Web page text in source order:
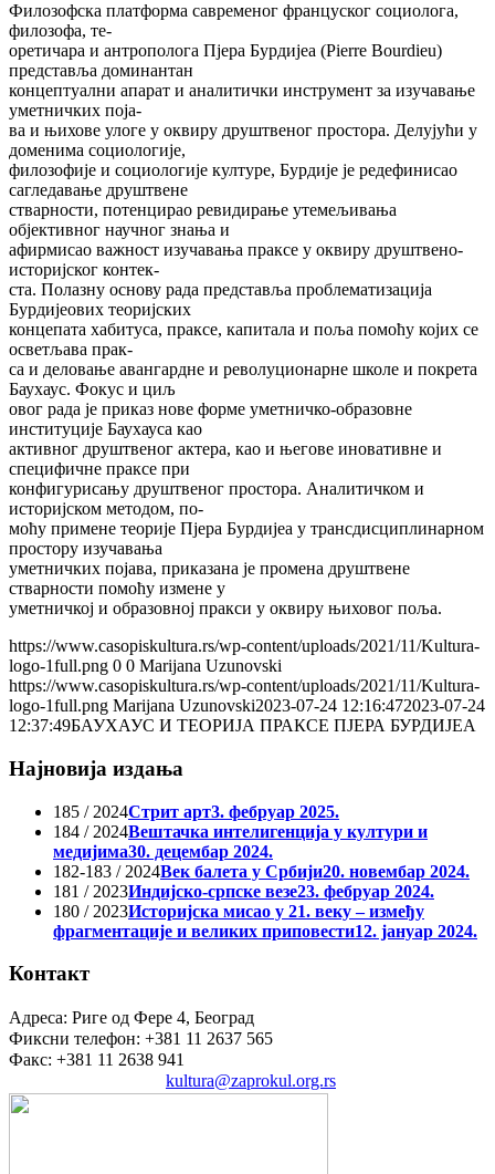
Филозофска платформа савременог француског социолога,
филозофа, те-
оретичара и антрополога Пјера Бурдијеа (Pierre Bourdieu)
представља доминантан
концептуални апарат и аналитички инструмент за изучавање
уметничких поја-
ва и њихове улоге у оквиру друштвеног простора. Делујући у
доменима социологије,
филозофије и социологије културе, Бурдије је редефинисао
сагледавање друштвене
стварности, потенцирао ревидирањe утемељивања
објективног научног знања и
афирмисао важност изучавања праксе у оквиру друштвено-
историјског контек-
ста. Полазну основу рада представља проблематизација
Бурдијеових теоријских
концепата хабитуса, праксе, капитала и поља помоћу којих се
осветљава прак-
са и деловање авангардне и револуционарне школе и покрета
Баухаус. Фокус и циљ
овог рада је приказ нове форме уметничко-образовне
институције Баухауса као
активног друштвеног актера, као и његове иновативне и
специфичне праксе при
конфигурисању друштвеног простора. Аналитичком и
историјском методом, по-
моћу примене теорије Пјера Бурдијеа у трансдисциплинарном
простору изучавањa
уметничких појава, приказана је промена друштвене
стварности помоћу измене у
уметничкој и образовној пракси у оквиру њиховог поља.
https://www.casopiskultura.rs/wp-content/uploads/2021/11/Kultura-
logo-1full.png 0 0 Marijana Uzunovski
https://www.casopiskultura.rs/wp-content/uploads/2021/11/Kultura-
logo-1full.png Marijana Uzunovski2023-07-24 12:16:472023-07-24
12:37:49БАУХАУС И ТЕОРИЈА ПРАКСЕ ПЈЕРА БУРДИЈЕА
Најновија издања
185 / 2024Стрит арт3. фебруар 2025.
184 / 2024Вештачка интелигенција у култури и
медијима30. децембар 2024.
182-183 / 2024Век балета у Србији20. новембар 2024.
181 / 2023Индијско-српске везе23. фебруар 2024.
180 / 2023Историјска мисао у 21. веку – између
фрагментације и великих приповести12. јануар 2024.
Контакт
Адреса: Риге од Фере 4, Београд
Фиксни телефон: +381 11 2637 565
Факс: +381 11 2638 941
kultura@zaprokul.org.rs